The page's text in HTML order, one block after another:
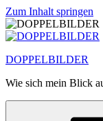
Zum Inhalt springen
DOPPELBILDER
Wie sich mein Blick